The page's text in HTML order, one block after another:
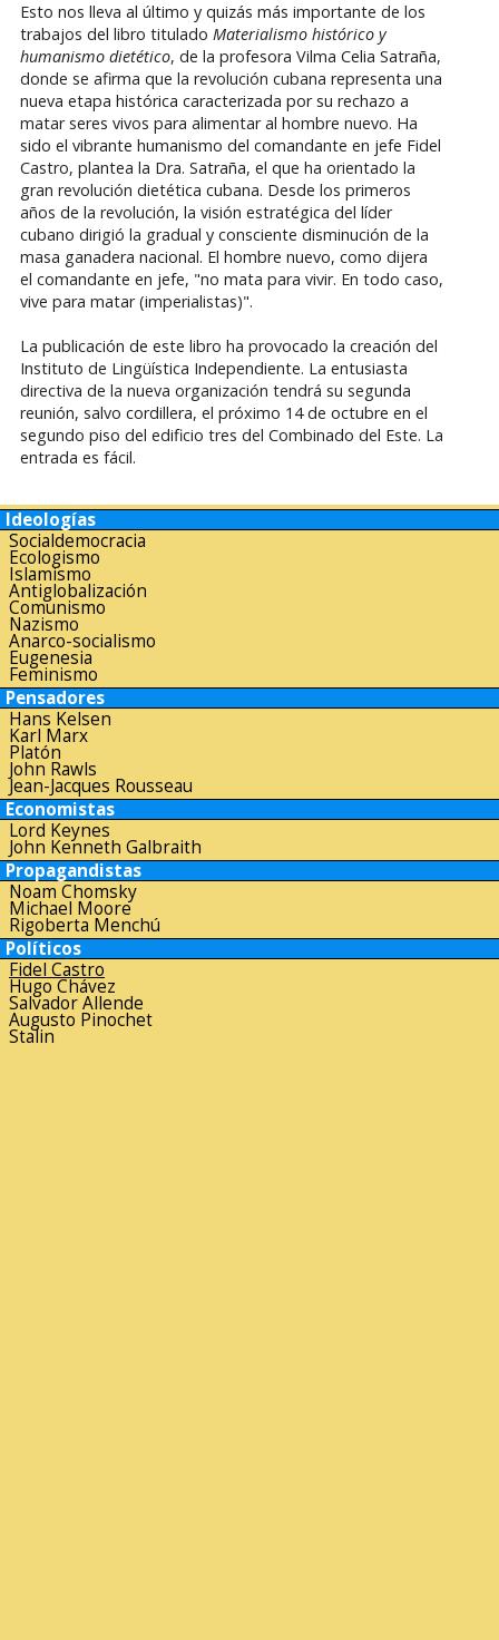
Esto nos lleva al último y quizás más importante de los
trabajos del libro titulado Materialismo histórico y
humanismo dietético, de la profesora Vilma Celia Satraña,
donde se afirma que la revolución cubana representa una
nueva etapa histórica caracterizada por su rechazo a
matar seres vivos para alimentar al hombre nuevo. Ha
sido el vibrante humanismo del comandante en jefe Fidel
Castro, plantea la Dra. Satraña, el que ha orientado la
gran revolución dietética cubana. Desde los primeros
años de la revolución, la visión estratégica del líder
cubano dirigió la gradual y consciente disminución de la
masa ganadera nacional. El hombre nuevo, como dijera
el comandante en jefe, "no mata para vivir. En todo caso,
vive para matar (imperialistas)".
La publicación de este libro ha provocado la creación del
Instituto de Lingüística Independiente. La entusiasta
directiva de la nueva organización tendrá su segunda
reunión, salvo cordillera, el próximo 14 de octubre en el
segundo piso del edificio tres del Combinado del Este. La
entrada es fácil.
Ideologías
Socialdemocracia
Ecologismo
Islamismo
Antiglobalización
Comunismo
Nazismo
Anarco-socialismo
Eugenesia
Feminismo
Pensadores
Hans Kelsen
Karl Marx
Platón
John Rawls
Jean-Jacques Rousseau
Economistas
Lord Keynes
John Kenneth Galbraith
Propagandistas
Noam Chomsky
Michael Moore
Rigoberta Menchú
Políticos
Fidel Castro
Hugo Chávez
Salvador Allende
Augusto Pinochet
Stalin